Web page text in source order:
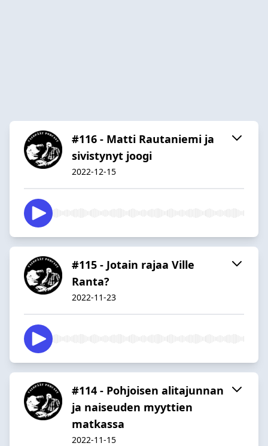
#116 - Matti Rautaniemi ja
sivistynyt joogi
2022-12-15
#115 - Jotain rajaa Ville
Ranta?
2022-11-23
#114 - Pohjoisen alitajunnan
ja naiseuden myyttien
matkassa
2022-11-15